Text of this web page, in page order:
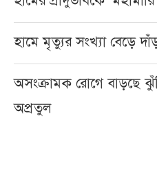
হামে মৃত্যুর সংখ্যা বেড়ে
অসংক্রামক রোগে বাড়ছে
অপ্রতুল